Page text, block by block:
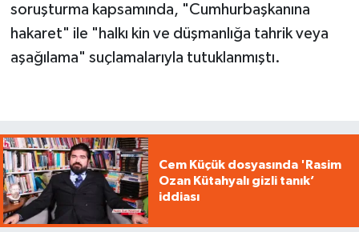
soruşturma kapsamında, "Cumhurbaşkanına
hakaret" ile "halkı kin ve düşmanlığa tahrik veya
aşağılama" suçlamalarıyla tutuklanmıştı.
Cem Küçük dosyasında 'Rasim
Ozan Kütahyalı gizli tanık’
iddiası